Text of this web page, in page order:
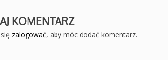
KOMENTARZ
zalogować, aby móc dodać komentarz.